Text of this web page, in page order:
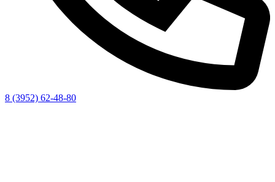
8 (3952) 62-48-80